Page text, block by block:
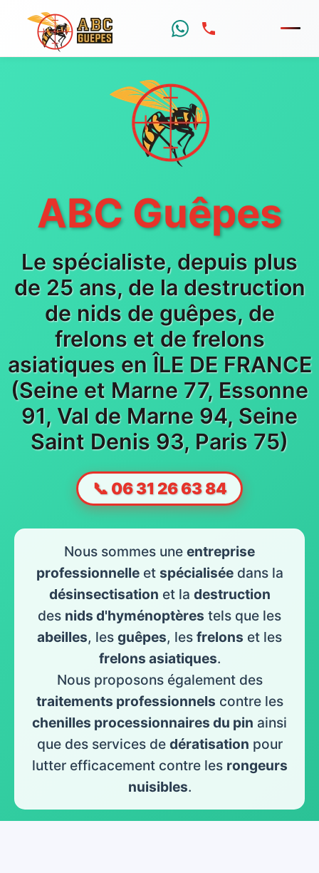
ABC Guêpes
Le spécialiste, depuis plus
de 25 ans, de la destruction
de nids de guêpes, de
frelons et de frelons
asiatiques en ÎLE DE FRANCE
(Seine et Marne 77, Essonne
91, Val de Marne 94, Seine
Saint Denis 93, Paris 75)
📞 06 31 26 63 84
Nous sommes une entreprise
professionnelle et spécialisée dans la
désinsectisation et la destruction
des nids d'hyménoptères tels que les
abeilles, les guêpes, les frelons et les
frelons asiatiques.
Nous proposons également des
traitements professionnels contre les
chenilles processionnaires du pin ainsi
que des services de dératisation pour
lutter efficacement contre les rongeurs
nuisibles.